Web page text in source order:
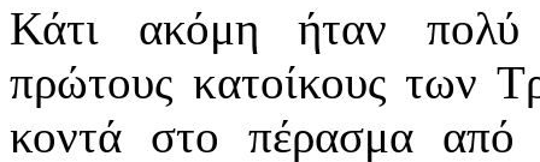
Κάτι ακόμη ήταν πολύ
πρώτους κατοίκους των
κοντά στο πέρασμα από